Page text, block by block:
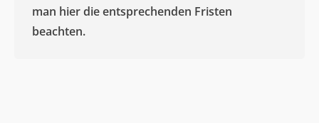
man hier die entsprechenden Fristen
beachten.